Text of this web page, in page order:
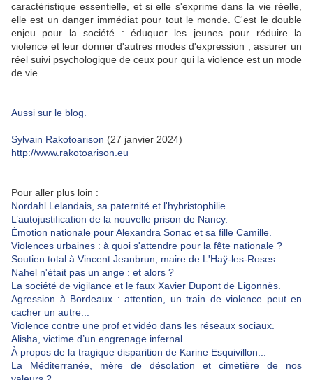
caractéristique essentielle, et si elle s'exprime dans la vie réelle,
elle est un danger immédiat pour tout le monde. C'est le double
enjeu pour la société : éduquer les jeunes pour réduire la
violence et leur donner d'autres modes d'expression ; assurer un
réel suivi psychologique de ceux pour qui la violence est un mode
de vie.
Aussi sur le blog.
Sylvain Rakotoarison (27 janvier 2024)
http://www.rakotoarison.eu
Pour aller plus loin :
Nordahl Lelandais, sa paternité et l'hybristophilie.
L’autojustification de la nouvelle prison de Nancy.
Émotion nationale pour Alexandra Sonac et sa fille Camille.
Violences urbaines : à quoi s'attendre pour la fête nationale ?
Soutien total à Vincent Jeanbrun, maire de L'Haÿ-les-Roses.
Nahel n'était pas un ange : et alors ?
La société de vigilance et le faux Xavier Dupont de Ligonnès.
Agression à Bordeaux : attention, un train de violence peut en
cacher un autre...
Violence contre une prof et vidéo dans les réseaux sociaux.
Alisha, victime d’un engrenage infernal.
À propos de la tragique disparition de Karine Esquivillon...
La Méditerranée, mère de désolation et cimetière de nos